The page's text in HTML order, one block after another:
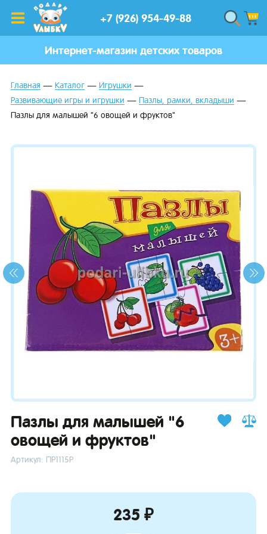
+7 (926) 954-49-88
Интернет-магазин детских товаров
Главная Каталог
Игрушки
Развивающие игры и игрушки
Пазлы, рамки, вкладыши
Пазлы для малышей "6 овощей и фруктов"
Пазлы для малышей "6
овощей и фруктов"
Артикул: ПР1115Р
235 ₽